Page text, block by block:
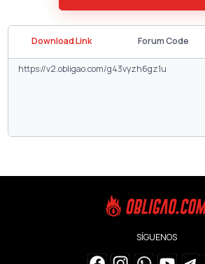
Download Link Forum Code
SÍGUENOS